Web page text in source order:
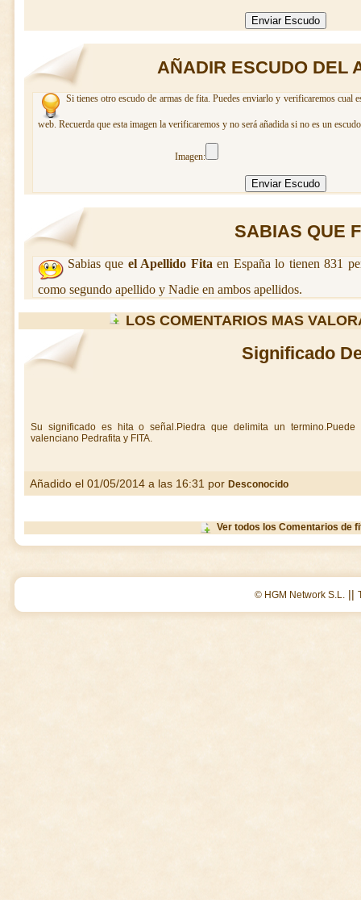
AÑADIR ESCUDO DEL
Si tienes otro escudo de armas de fita. Puedes enviarlo y verificaremos cual
web. Recuerda que esta imagen la verificaremos y no será añadida si no es un
Imagen:
SABIAS QUE
Sabias que el Apellido Fita en España lo tienen 831
como segundo apellido y Nadie en ambos apellidos.
LOS COMENTARIOS MAS
Significado
Su significado es hita o señal.Piedra que delimita un termino.Puede
valenciano Pedrafita y FITA.
Añadido el 01/05/2014 a las 16:31 por Desconocido
Ver todos los Comentarios de
© HGM Network S.L. ||